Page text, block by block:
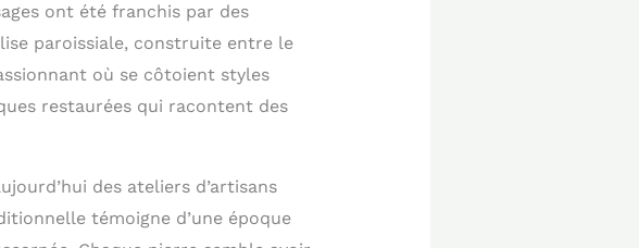
ont été franchis par des
paroissiale, construite entre le
où se côtoient styles
restaurées qui racontent des
des ateliers d’artisans
témoigne d’une époque